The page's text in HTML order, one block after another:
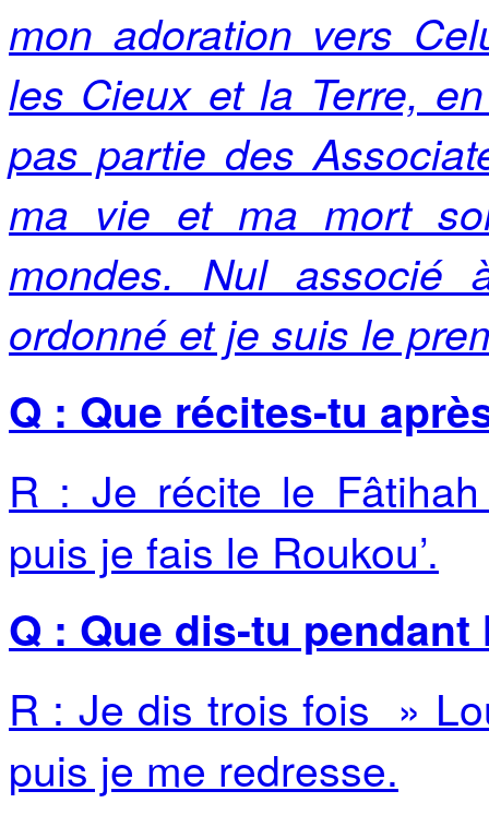
mon adoration vers
les Cieux et la Terre,
pas partie des
ma vie et ma mort
mondes. Nul
ordonné et je suis le
Q : Que récites-tu
R : Je récite le
puis je fais le Roukou’.
Q : Que dis-tu
R : Je dis trois fois »
puis je me redresse.